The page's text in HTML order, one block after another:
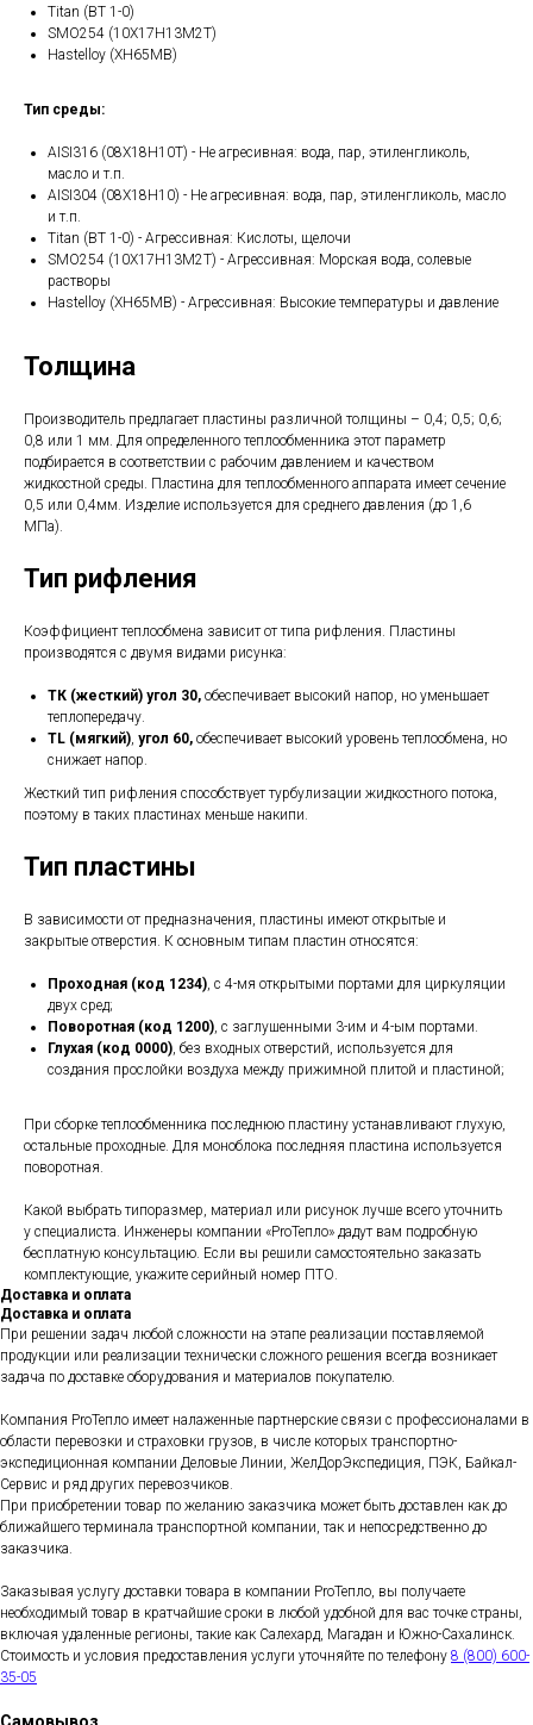
Titan (ВТ 1-0)
SMO254 (10Х17Н13М2Т)
Hastelloy (ХН65МВ)
Тип среды:
AISI316 (08Х18Н10Т) - Не агресивная: вода, пар, этиленгликоль,
масло и т.п.
AISI304 (08Х18Н10) - Не агресивная: вода, пар, этиленгликоль, масло
и т.п.
Titan (ВТ 1-0) - Агрессивная: Кислоты, щелочи
SMO254 (10Х17Н13М2Т) - Агрессивная: Морская вода, солевые
растворы
Hastelloy (ХН65МВ) - Агрессивная: Высокие температуры и давление
Толщина
Производитель предлагает пластины различной толщины – 0,4; 0,5; 0,6;
0,8 или 1 мм. Для определенного теплообменника этот параметр
подбирается в соответствии с рабочим давлением и качеством
жидкостной среды. Пластина для теплообменного аппарата имеет сечение
0,5 или 0,4мм. Изделие используется для среднего давления (до 1,6
МПа).
Тип рифления
Коэффициент теплообмена зависит от типа рифления. Пластины
производятся с двумя видами рисунка:
ТК (жесткий) угол 30, обеспечивает высокий напор, но уменьшает
теплопередачу.
TL (мягкий), угол 60, обеспечивает высокий уровень теплообмена, но
снижает напор.
Жесткий тип рифления способствует турбулизации жидкостного потока,
поэтому в таких пластинах меньше накипи.
Тип пластины
В зависимости от предназначения, пластины имеют открытые и
закрытые отверстия. К основным типам пластин относятся:
Проходная (код 1234), с 4-мя открытыми портами для циркуляции
двух сред;
Поворотная (код 1200), с заглушенными 3-им и 4-ым портами.
Глухая (код 0000), без входных отверстий, используется для
создания прослойки воздуха между прижимной плитой и пластиной;
При сборке теплообменника последнюю пластину устанавливают глухую,
остальные проходные. Для моноблока последняя пластина используется
поворотная.
Какой выбрать типоразмер, материал или рисунок лучше всего уточнить
у специалиста. Инженеры компании «ProТепло» дадут вам подробную
бесплатную консультацию. Если вы решили самостоятельно заказать
комплектующие, укажите серийный номер ПТО.
Доставка и оплата
Доставка и оплата
При решении задач любой сложности на этапе реализации поставляемой
продукции или реализации технически сложного решения всегда возникает
задача по доставке оборудования и материалов покупателю.
Компания ProТепло имеет налаженные партнерские связи с профессионалами в
области перевозки и страховки грузов, в числе которых транспортно-
экспедиционная компании Деловые Линии, ЖелДорЭкспедиция, ПЭК, Байкал-
Сервис и ряд других перевозчиков.
При приобретении товар по желанию заказчика может быть доставлен как до
ближайшего терминала транспортной компании, так и непосредственно до
заказчика.
Заказывая услугу доставки товара в компании ProТепло, вы получаете
необходимый товар в кратчайшие сроки в любой удобной для вас точке страны,
включая удаленные регионы, такие как Салехард, Магадан и Южно-Сахалинск.
Стоимость и условия предоставления услуги уточняйте по телефону 8 (800) 600-
35-05